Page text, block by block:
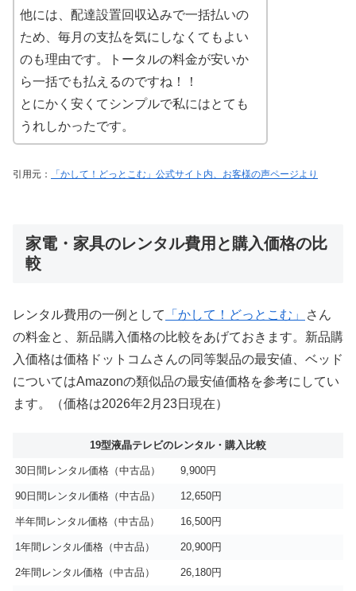
他には、配達設置回収込みで一括払いの
ため、毎月の支払を気にしなくてもよい
のも理由です。トータルの料金が安いか
ら一括でも払えるのですね！！
とにかく安くてシンプルで私にはとても
うれしかったです。
引用元： 「かして！どっとこむ」公式サイト内、お客様の声ページより
家電・家具のレンタル費用と購入価格の比
較
レンタル費用の一例として 「かして！どっとこむ」
さん
の料金と、新品購入価格の比較をあげておきます。新品購
入価格は価格ドットコムさんの同等製品の最安値、ベッド
についてはAmazonの類似品の最安値価格を参考にしてい
ます。（価格は2026年2月23日現在）
19型液晶テレビのレンタル・購入比較
30日間レンタル価格（中古品） 9,900円
90日間レンタル価格（中古品） 12,650円
半年間レンタル価格（中古品） 16,500円
1年間レンタル価格（中古品） 20,900円
2年間レンタル価格（中古品） 26,180円